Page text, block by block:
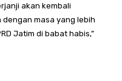
akan kembali
masa yang lebih
Jatim di babat habis,”